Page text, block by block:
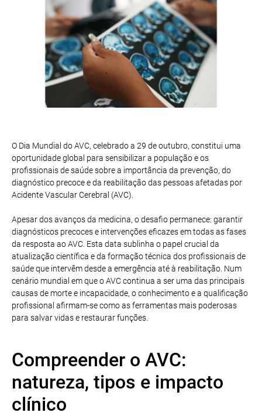
O Dia Mundial do AVC, celebrado a 29 de outubro, constitui uma
oportunidade global para sensibilizar a população e os
profissionais de saúde sobre a importância da prevenção, do
diagnóstico precoce e da reabilitação das pessoas afetadas por
Acidente Vascular Cerebral (AVC).
Apesar dos avanços da medicina, o desafio permanece: garantir
diagnósticos precoces e intervenções eficazes em todas as fases
da resposta ao AVC. Esta data sublinha o papel crucial da
atualização científica e da formação técnica dos profissionais de
saúde que intervêm desde a emergência até à reabilitação. Num
cenário mundial em que o AVC continua a ser uma das principais
causas de morte e incapacidade, o conhecimento e a qualificação
profissional afirmam-se como as ferramentas mais poderosas
para salvar vidas e restaurar funções.
Compreender o AVC:
natureza, tipos e impacto
clínico